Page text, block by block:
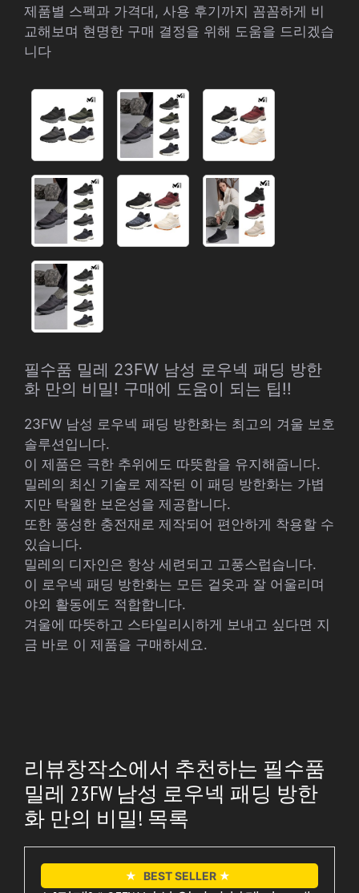
제품별 스펙과 가격대, 사용 후기까지 꼼꼼하게 비
교해보며 현명한 구매 결정을 위해 도움을 드리겠습
니다
필수품 밀레 23FW 남성 로우넥 패딩 방한
화 만의 비밀! 구매에 도움이 되는 팁!!
23FW 남성 로우넥 패딩 방한화는 최고의 겨울 보호
솔루션입니다.
이 제품은 극한 추위에도 따뜻함을 유지해줍니다.
밀레의 최신 기술로 제작된 이 패딩 방한화는 가볍
지만 탁월한 보온성을 제공합니다.
또한 풍성한 충전재로 제작되어 편안하게 착용할 수
있습니다.
밀레의 디자인은 항상 세련되고 고풍스럽습니다.
이 로우넥 패딩 방한화는 모든 겉옷과 잘 어울리며
야외 활동에도 적합합니다.
겨울에 따뜻하고 스타일리시하게 보내고 싶다면 지
금 바로 이 제품을 구매하세요.
리뷰창작소에서 추천하는 필수품
밀레 23FW 남성 로우넥 패딩 방한
화 만의 비밀! 목록
★ BEST SELLER ★